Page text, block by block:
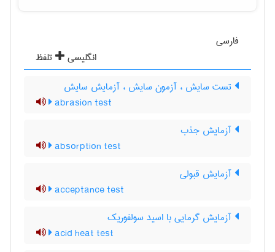
فارسی
انگلیسی
تلفظ
تست سایش ، آزمون سایش ، آزمایش سایش
abrasion test
آزمایش جذب
absorption test
آزمایش قبولی
acceptance test
آزمایش گرمایی با اسید سولفوریک
acid heat test